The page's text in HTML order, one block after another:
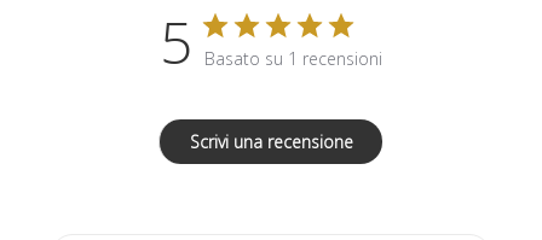
5 Basato su 1 recensioni
Scrivi una recensione